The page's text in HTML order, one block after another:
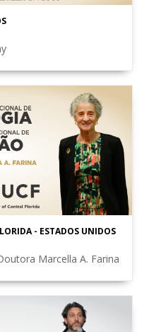
- ESTADOS UNIDOS
Marcella A. Farina